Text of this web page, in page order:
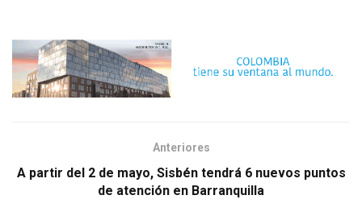
Anteriores
A partir del 2 de mayo, Sisbén tendrá 6 nuevos puntos
de atención en Barranquilla